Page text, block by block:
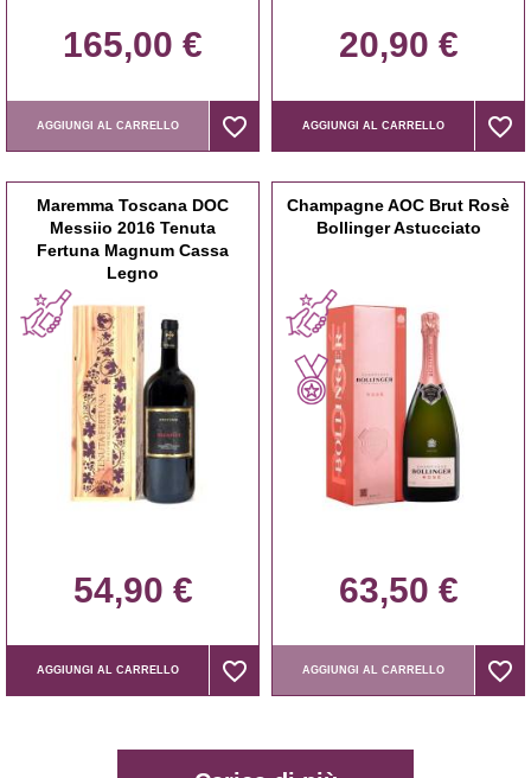
165,00 €
AGGIUNGI AL CARRELLO favorite_border
favorite_border
20,90 €
AGGIUNGI AL CARRELLO favorite_border
favorite_border
Maremma Toscana DOC
Messiio 2016 Tenuta
Fertuna Magnum Cassa
Legno
54,90 €
AGGIUNGI AL CARRELLO favorite_border
favorite_border
Champagne AOC Brut Rosè
Bollinger Astucciato
63,50 €
AGGIUNGI AL CARRELLO favorite_border
favorite_border